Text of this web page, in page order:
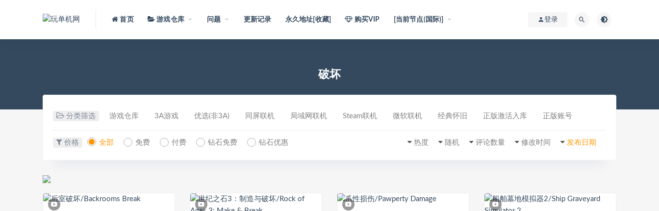
首页 游戏仓库 问题 更新记录 永久地址[收藏] 购买VIP [当前节点(国际)] 登录
破坏
分类筛选 游戏仓库 3A游戏 优选(非3A) 同屏联机 局域网联机 Steam联机 微软联机 经典怀旧 正版激活入库 正版账号
价格 全部 免费 付费 钻石免费 钻石优惠 发布日期
修改时间
评论数量
随机
热度